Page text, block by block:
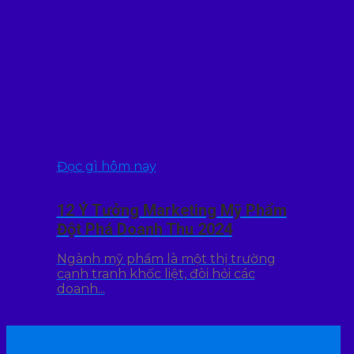
Đọc gì hôm nay
12 Ý Tưởng Marketing Mỹ Phẩm
Đột Phá Doanh Thu 2024
Ngành mỹ phẩm là một thị trường
cạnh tranh khốc liệt, đòi hỏi các
doanh...